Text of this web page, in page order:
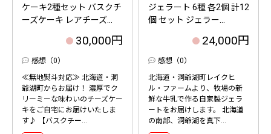
ケーキ2種セット バスクチ
ーズケーキ レアチーズ...
30,000円
感想（0）
≪無地熨斗対応≫ 北海道・洞
爺湖町からお届け！ 濃厚でク
リーミーな味わいのチーズケー
キをご自宅にお届けいたしま
す♪ 【バスクチー...
ジェラート 6種 各2個 計12
個 セット ジェラー...
24,000円
感想（0）
北海道・洞爺湖町レイクヒ
ル・ファームより、牧場の新
鮮な牛乳で作る自家製ジェラ
ートをお届けします。 北海道
の南部、洞爺湖を真下...